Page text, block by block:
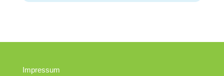
Impressum